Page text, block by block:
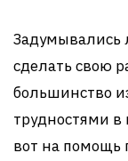
Задумывались
сделать свою
большинство
трудностями в
вот на помощь